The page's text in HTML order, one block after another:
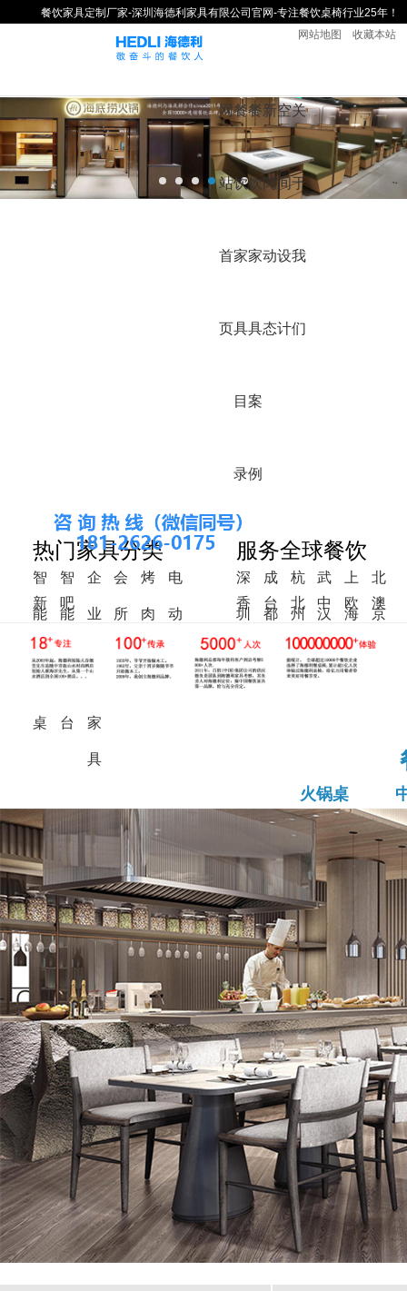
餐饮家具定制厂家-深圳海德利家具有限公司官网-专注餐饮桌椅行业25年！
收藏本站
网站地图
网
站
首
页
餐
饮
家
具
目
录
餐
饮
家
具
案
例
新
闻
动
态
空
间
设
计
关
于
我
们
热门家具分类
智
能
火
桌
智
能
调
台
企
业
家
具
会
所
家
烤
肉
桌
电
动
新
中
式
吧
椅
服务全球餐饮
深
圳
成
都
杭
州
武
汉
上
海
北
京
香
港
台 北
美
中
东
欧
洲
澳
洲
火锅桌